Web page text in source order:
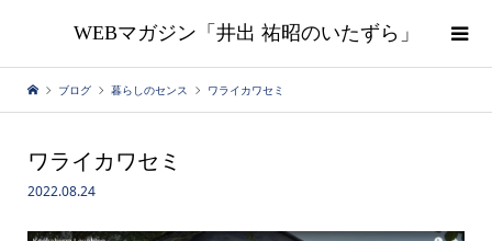
WEBマガジン「井出 祐昭のいたずら」
ブログ 暮らしのセンス ワライカワセミ
ワライカワセミ
2022.08.24